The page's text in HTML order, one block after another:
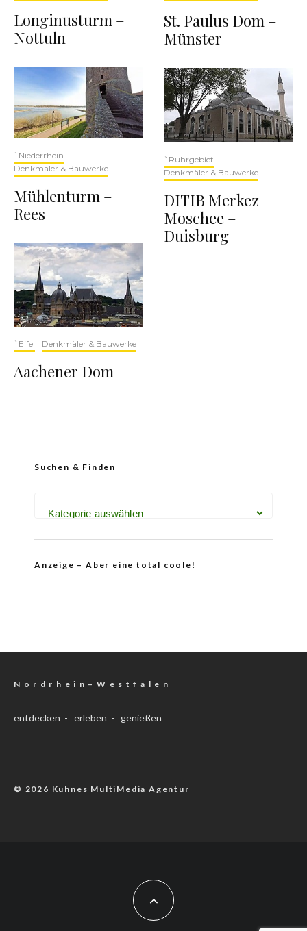
Longinusturm –
Nottuln
`Niederrhein
Denkmäler & Bauwerke
Mühlenturm –
Rees
`Eifel Denkmäler & Bauwerke
Aachener Dom
St. Paulus Dom –
Münster
`Ruhrgebiet
Denkmäler & Bauwerke
DITIB Merkez
Moschee –
Duisburg
Suchen & Finden
Anzeige – Aber eine total coole!
N o r d r h e i n – W e s t f a l e n
entdecken - erleben - genießen
© 2026 Kuhnes MultiMedia Agentur